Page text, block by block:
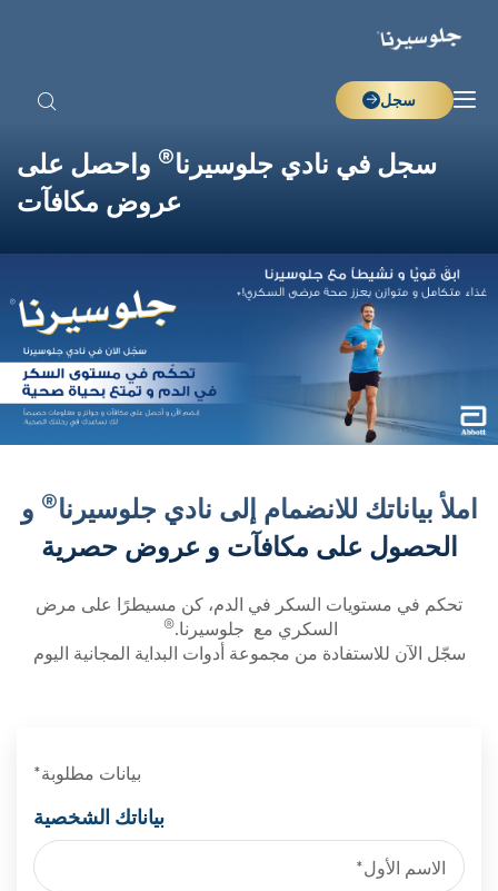
سجل
سجل في نادي جلوسيرنا® واحصل على
عروض مكافآت
املأ بياناتك للانضمام إلى نادي جلوسيرنا® و
الحصول على مكافآت و عروض حصرية
تحكم في مستويات السكر في الدم، كن مسيطرًا على مرض
السكري مع جلوسيرنا.®
سجّل الآن للاستفادة من مجموعة أدوات البداية المجانية اليوم
بيانات مطلوبة*
بياناتك الشخصية